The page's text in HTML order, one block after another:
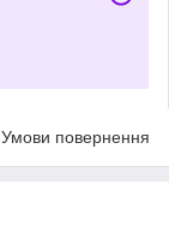
Умови повернення